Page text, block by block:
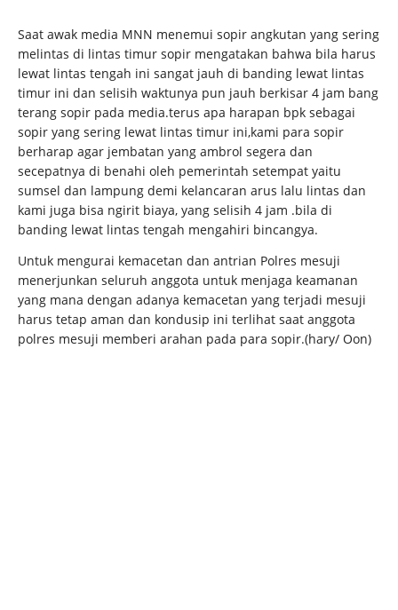
Saat awak media MNN menemui sopir angkutan yang sering
melintas di lintas timur sopir mengatakan bahwa bila harus
lewat lintas tengah ini sangat jauh di banding lewat lintas
timur ini dan selisih waktunya pun jauh berkisar 4 jam bang
terang sopir pada media.terus apa harapan bpk sebagai
sopir yang sering lewat lintas timur ini,kami para sopir
berharap agar jembatan yang ambrol segera dan
secepatnya di benahi oleh pemerintah setempat yaitu
sumsel dan lampung demi kelancaran arus lalu lintas dan
kami juga bisa ngirit biaya, yang selisih 4 jam .bila di
banding lewat lintas tengah mengahiri bincangya.
Untuk mengurai kemacetan dan antrian Polres mesuji
menerjunkan seluruh anggota untuk menjaga keamanan
yang mana dengan adanya kemacetan yang terjadi mesuji
harus tetap aman dan kondusip ini terlihat saat anggota
polres mesuji memberi arahan pada para sopir.(hary/ Oon)